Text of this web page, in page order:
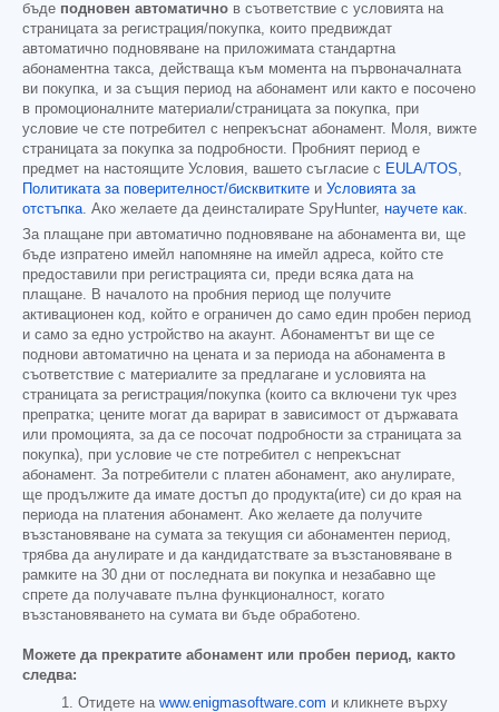
бъде подновен автоматично в съответствие с условията на
страницата за регистрация/покупка, които предвиждат
автоматично подновяване на приложимата стандартна
абонаментна такса, действаща към момента на първоначалната
ви покупка, и за същия период на абонамент или както е посочено
в промоционалните материали/страницата за покупка, при
условие че сте потребител с непрекъснат абонамент. Моля, вижте
страницата за покупка за подробности. Пробният период е
предмет на настоящите Условия, вашето съгласие с EULA/TOS,
Политиката за поверителност/бисквитките и Условията за
отстъпка. Ако желаете да деинсталирате SpyHunter, научете как.
За плащане при автоматично подновяване на абонамента ви, ще
бъде изпратено имейл напомняне на имейл адреса, който сте
предоставили при регистрацията си, преди всяка дата на
плащане. В началото на пробния период ще получите
активационен код, който е ограничен до само един пробен период
и само за едно устройство на акаунт. Абонаментът ви ще се
поднови автоматично на цената и за периода на абонамента в
съответствие с материалите за предлагане и условията на
страницата за регистрация/покупка (които са включени тук чрез
препратка; цените могат да варират в зависимост от държавата
или промоцията, за да се посочат подробности за страницата за
покупка), при условие че сте потребител с непрекъснат
абонамент. За потребители с платен абонамент, ако анулирате,
ще продължите да имате достъп до продукта(ите) си до края на
периода на платения абонамент. Ако желаете да получите
възстановяване на сумата за текущия си абонаментен период,
трябва да анулирате и да кандидатствате за възстановяване в
рамките на 30 дни от последната ви покупка и незабавно ще
спрете да получавате пълна функционалност, когато
възстановяването на сумата ви бъде обработено.
Можете да прекратите абонамент или пробен период, както
следва:
Отидете на www.enigmasoftware.com и кликнете върху